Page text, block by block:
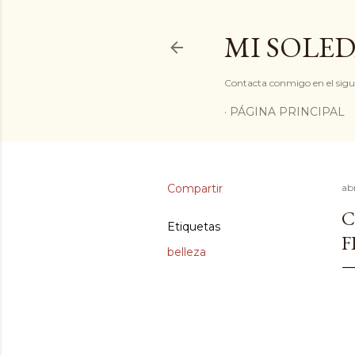
MI
Contacta conmigo en el
PÁGINA PRINCIPAL
Compartir
Etiquetas
belleza